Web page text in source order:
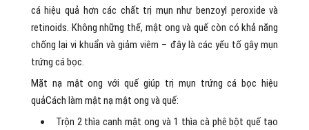
cá hiệu quả hơn các chất trị mụn như benzoyl peroxide và
retinoids. Không những thế, mật ong và quế còn có khả năng
chống lại vi khuẩn và giảm viêm – đây là các yếu tố gây mụn
trứng cá bọc.
Mặt nạ mật ong với quế giúp trị mụn trứng cá bọc hiệu
quảCách làm mật nạ mật ong và quế:
Trộn 2 thìa canh mật ong và 1 thìa cà phê bột quế tạo